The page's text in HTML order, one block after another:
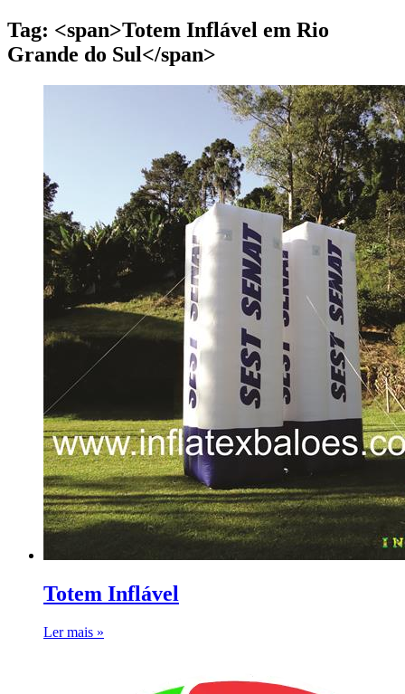
Tag: <span>Totem Inflável em Rio
Grande do Sul</span>
Totem Inflável
Ler mais »